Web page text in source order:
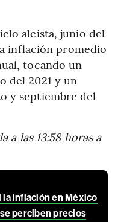
alcista, junio del
inflación promedio
tocando un
del 2021 y un
y septiembre del
a las 13:58 horas a
la inflación en México
se perciben precios